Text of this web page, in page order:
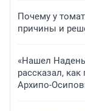
Почему у
причины и
«Нашел
рассказал,
Архипо-